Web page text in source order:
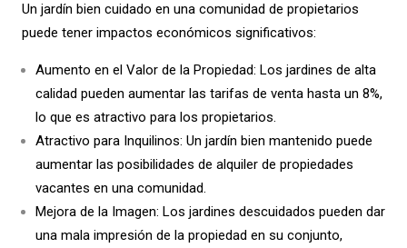
Un jardín bien cuidado en una comunidad de propietarios
puede tener impactos económicos significativos:
Aumento en el Valor de la Propiedad: Los jardines de alta
calidad pueden aumentar las tarifas de venta hasta un 8%,
lo que es atractivo para los propietarios.
Atractivo para Inquilinos: Un jardín bien mantenido puede
aumentar las posibilidades de alquiler de propiedades
vacantes en una comunidad.
Mejora de la Imagen: Los jardines descuidados pueden dar
una mala impresión de la propiedad en su conjunto,